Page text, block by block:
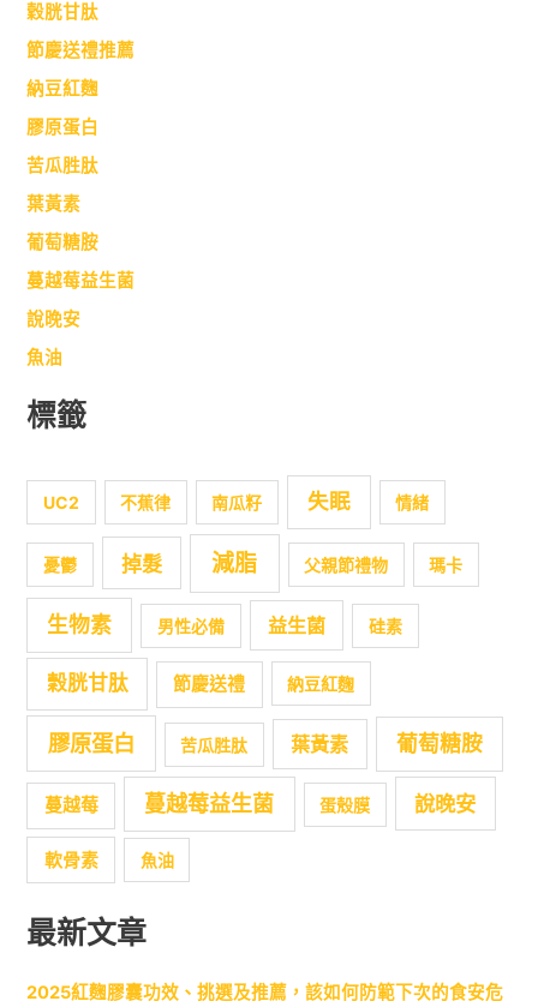
穀胱甘肽
節慶送禮推薦
納豆紅麴
膠原蛋白
苦瓜胜肽
葉黃素
葡萄糖胺
蔓越莓益生菌
說晚安
魚油
標籤
UC2 不蕉律 南瓜籽 失眠 情緒
憂鬱 掉髮 減脂 父親節禮物 瑪卡
生物素 男性必備 益生菌 硅素
穀胱甘肽 節慶送禮 納豆紅麴
膠原蛋白 苦瓜胜肽 葉黃素 葡萄糖胺
蔓越莓 蔓越莓益生菌 蛋殼膜 說晚安
軟骨素 魚油
最新文章
2025紅麴膠囊功效、挑選及推薦，該如何防範下次的食安危